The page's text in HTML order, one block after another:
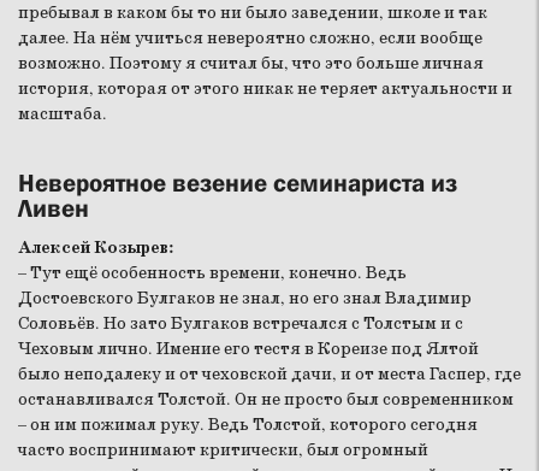
пребывал в каком бы то ни было заведении, школе и так
далее. На нём учиться невероятно сложно, если вообще
возможно. Поэтому я считал бы, что это больше личная
история, которая от этого никак не теряет актуальности и
масштаба.
Невероятное везение семинариста из
Ливен
Алексей Козырев:
– Тут ещё особенность времени, конечно. Ведь
Достоевского Булгаков не знал, но его знал Владимир
Соловьёв. Но зато Булгаков встречался с Толстым и с
Чеховым лично. Имение его тестя в Кореизе под Ялтой
было неподалеку и от чеховской дачи, и от места Гаспер, где
останавливался Толстой. Он не просто был современником
– он им пожимал руку. Ведь Толстой, которого сегодня
часто воспринимают критически, был огромный